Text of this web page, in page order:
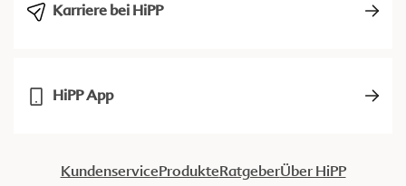
Karriere bei HiPP
HiPP App
KundenserviceProdukteRatgeberÜber HiPP